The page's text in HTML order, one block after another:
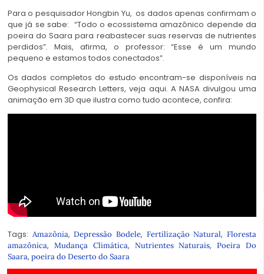
Para o pesquisador Hongbin Yu, os dados apenas confirmam o
que já se sabe: “Todo o ecossistema amazônico depende da
poeira do Saara para reabastecer suas reservas de nutrientes
perdidos”. Mais, afirma, o professor: “Esse é um mundo
pequeno e estamos todos conectados”.
Os dados completos do estudo encontram-se disponíveis na
Geophysical Research Letters,veja aqui. A NASA divulgou uma
animação em 3D que ilustra como tudo acontece, confira:
Tags: Amazônia,Depressão Bodele, Fertilização Natural,Floresta
amazônica, Mudança Climática, Nutrientes Naturais,Poeira Do
Saara, poeira do Deserto do Saara